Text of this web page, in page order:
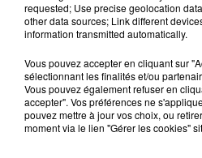
NOS AUTRES
requested; Use precise geolocation
other data sources; Link different
information transmitted automatically.
Vous pouvez accepter en cliquant sur
sélectionnant les finalités et/ou
Vous pouvez également refuser en
accepter". Vos préférences ne
pouvez mettre à jour vos choix, ou
moment via le lien "Gérer les cookies"